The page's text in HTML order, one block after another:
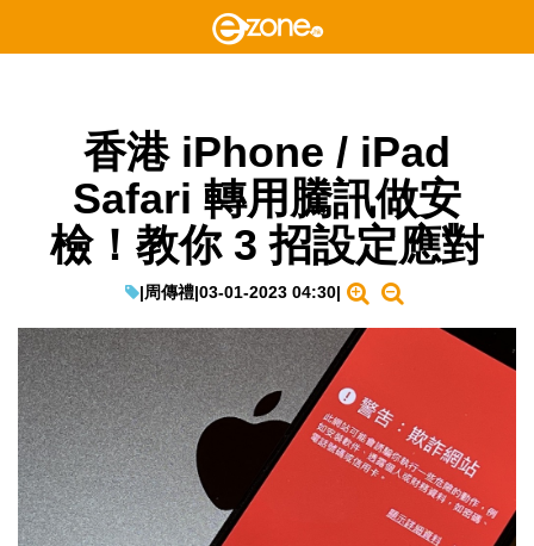
香港 iPhone / iPad
Safari 轉用騰訊做安
檢！教你 3 招設定應對
|周傳禮|03-01-2023 04:30|